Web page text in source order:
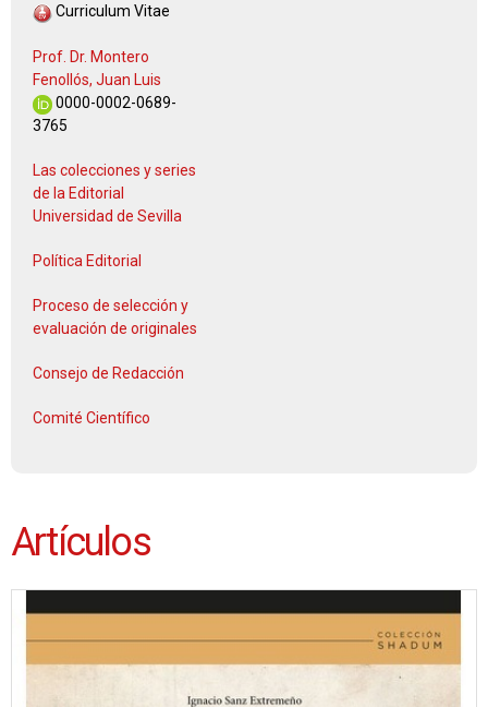
Curriculum Vitae
Prof. Dr. Montero
Fenollós, Juan Luis
0000-0002-0689-
3765
Las colecciones y series
de la Editorial
Universidad de Sevilla
Política Editorial
Proceso de selección y
evaluación de originales
Consejo de Redacción
Comité Científico
Artículos